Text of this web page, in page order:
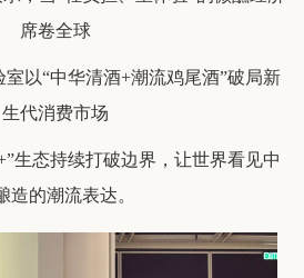
席卷全球
以“中华清酒+潮流鸡尾酒”破局新
生代消费市场
生态持续打破边界，让世界看见中
造的潮流表达。